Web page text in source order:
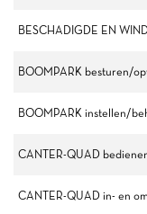
BESCHADIGDE EN
BOOMPARK besturen/
BOOMPARK instellen/
CANTER-QUAD
CANTER-QUAD in- en